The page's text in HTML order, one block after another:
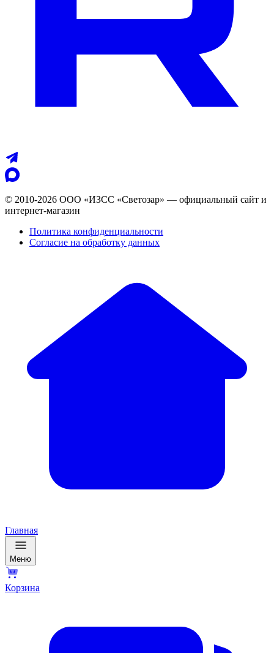
© 2010-2026 ООО «ИЗСС «Светозар» — официальный сайт и
интернет-магазин
Политика конфиденциальности
Согласие на обработку данных
Главная
Меню
Корзина